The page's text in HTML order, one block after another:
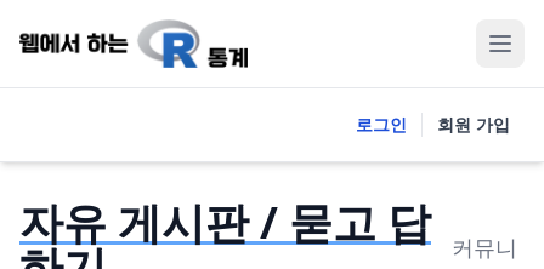
로그인 회원 가입
자유 게시판 / 묻고 답
커뮤니